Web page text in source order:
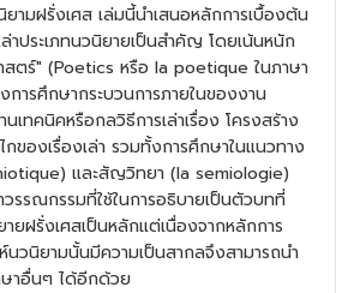
ยามฝรั่งเศส เล่มนี้นำเสนอหลักการเบื้องต้น
เล่าประเภทนวนิยายเป็นสำคัญ โดยเน้นหนัก
สตร์" (Poetics หรือ la poetique ในภาษา
ารศึกษากระบวนการภายในของงาน
เทคนิคหรือกลวิธีการเล่าเรื่อง โครงสร้าง
ของเรื่องเล่า รวมทั้งการศึกษาในแนวทาง
และสัญวิทยา (la semiologie)
รณกรรมที่ใช้ในการอธิบายเป็นตัวบทที่
ยฝรั่งเศสเป็นหลักแต่เนื่องจากหลักการ
ห์นวนิยามนั้นมีความเป็นสากลจึงสามารถนำ
าอื่นๆ ได้อีกด้วย